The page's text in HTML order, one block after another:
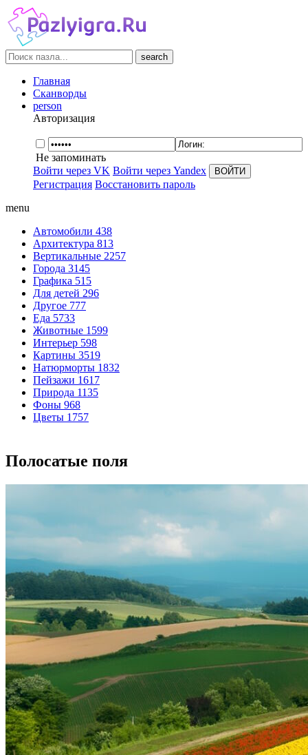
search
Главная
Сканворды
person
Авторизация
Не запоминать
Войти через VK Войти через Yandex
Регистрация Восстановить пароль
menu
Автомобили 438
Архитектура 813
Вертикальные 2257
Города 3145
Графика 515
Для детей 296
Другое 777
Еда 5733
Животные 1599
Интерьер 598
Картины 3519
Натюрморты 1832
Пейзажи 1617
Природа 1135
Фоны 968
Цветы 1757
Полосатые поля